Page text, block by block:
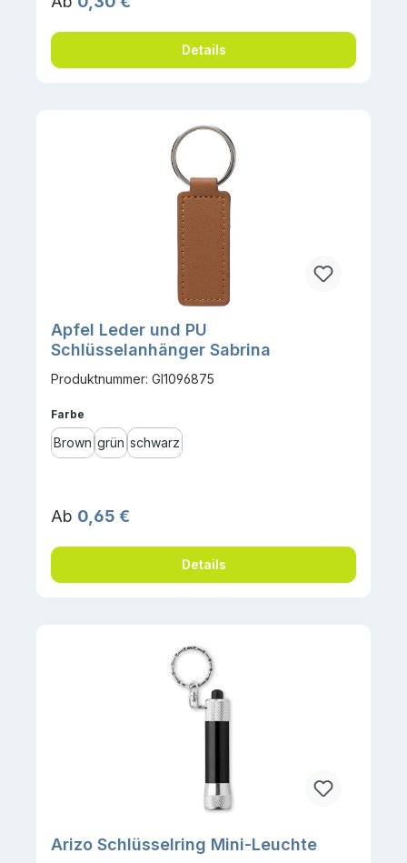
Details
Apfel Leder und PU
Schlüsselanhänger Sabrina
Produktnummer: GI1096875
Farbe
Brown grün schwarz
Regulärer Preis:
Ab 0,65 €
Details
Arizo Schlüsselring Mini-Leuchte